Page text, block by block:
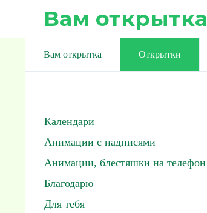
Вам открытка
Вам открытка Открытки
Календари
Анимации с надписями
Анимации, блестяшки на телефон
Благодарю
Для тебя